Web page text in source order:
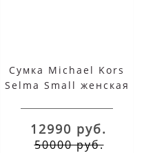
Сумка Michael Kors
Selma Small женская
12990 руб.
50000 руб.